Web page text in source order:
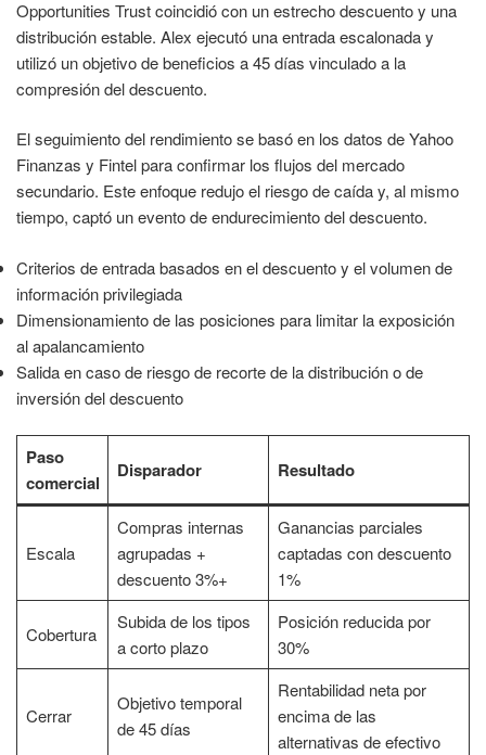
Opportunities Trust coincidió con un estrecho descuento y una
distribución estable. Alex ejecutó una entrada escalonada y
utilizó un objetivo de beneficios a 45 días vinculado a la
compresión del descuento.
El seguimiento del rendimiento se basó en los datos de Yahoo
Finanzas y Fintel para confirmar los flujos del mercado
secundario. Este enfoque redujo el riesgo de caída y, al mismo
tiempo, captó un evento de endurecimiento del descuento.
Criterios de entrada basados en el descuento y el volumen de
información privilegiada
Dimensionamiento de las posiciones para limitar la exposición
al apalancamiento
Salida en caso de riesgo de recorte de la distribución o de
inversión del descuento
Paso
comercial
Disparador Resultado
Escala
Compras internas
agrupadas +
descuento 3%+
Ganancias parciales
captadas con descuento
1%
Cobertura
Subida de los tipos
a corto plazo
Posición reducida por
30%
Cerrar
Objetivo temporal
de 45 días
Rentabilidad neta por
encima de las
alternativas de efectivo